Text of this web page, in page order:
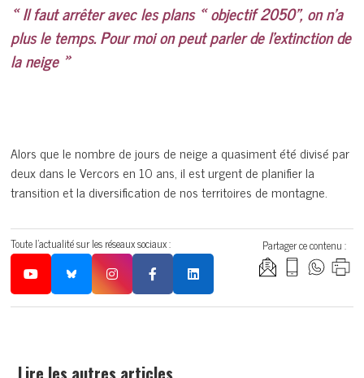
« Il faut arrêter avec les plans « objectif 2050″, on n’a
plus le temps. Pour moi on peut parler de l’extinction de
la neige »
Alors que le nombre de jours de neige a quasiment été divisé par
deux dans le Vercors en 10 ans, il est urgent de planifier la
transition et la diversification de nos territoires de montagne.
Partager ce contenu :
Toute l'actualité sur les réseaux sociaux :
Lire les autres articles